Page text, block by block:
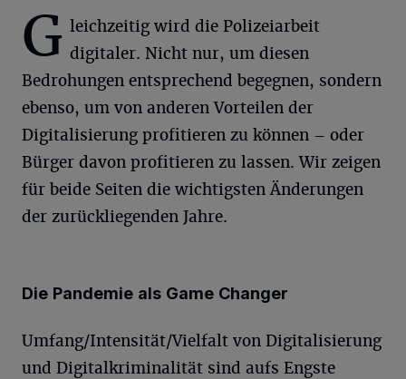
G leichzeitig wird die Polizeiarbeit
digitaler. Nicht nur, um diesen
Bedrohungen entsprechend begegnen, sondern
ebenso, um von anderen Vorteilen der
Digitalisierung profitieren zu können – oder
Bürger davon profitieren zu lassen. Wir zeigen
für beide Seiten die wichtigsten Änderungen
der zurückliegenden Jahre.
Die Pandemie als Game Changer
Umfang/Intensität/Vielfalt von Digitalisierung
und Digitalkriminalität sind aufs Engste